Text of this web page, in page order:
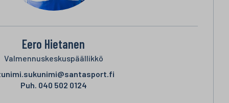
Eero Hietanen
Valmennuskeskuspäällikkö
Puh. 040 502 0124